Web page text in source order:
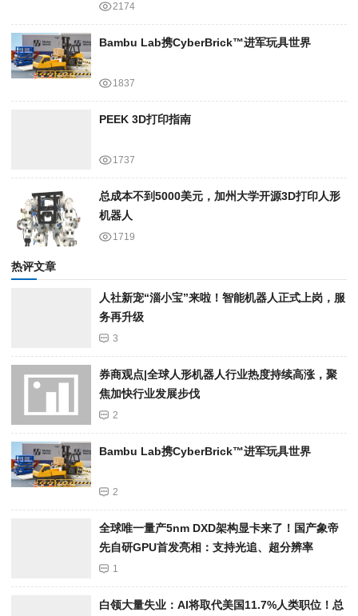
2174
Bambu Lab携Cyber​​Brick™进军玩具世界
1837
PEEK 3D打印指南
1737
总成本不到5000美元，加州大学开源3D打印人形
机器人
1719
热评文章
人社新宠“淄小宝”来啦！智能机器人正式上岗，服
务再升级
3
券商观点|全球人形机器人行业热度持续高涨，聚
焦加快行业发展步伐
2
Bambu Lab携Cyber​​Brick™进军玩具世界
2
全球唯一量产5nm DXD架构显卡来了！国产象帝
先自研GPU首发亮相：支持光追、超分辨率
1
白领大量失业：AI将取代美国11.7%人类职位！总